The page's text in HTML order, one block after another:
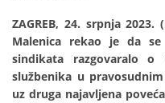
ZAGREB, 24. srpnja
Malenica rekao je da
sindikata razgovaralo o
službenika u
uz druga najavljena